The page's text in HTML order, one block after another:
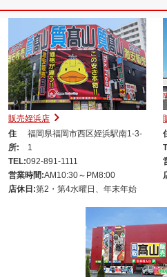
販売姪浜店
住
所:
福岡県福岡市西区姪浜駅南1-3-
1
TEL:092-891-1111
営業時間:AM10:30～PM8:00
店休日:第2・第4水曜日、年末年始